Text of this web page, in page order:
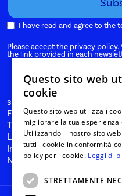
I have read and agree to the
Please accept the privacy
the link provided in each
start@nanabianca.it
Facebook
Twitter
Linkedin
Instagram
Nana Bianca SRL,
Questo sito web
cookie
Questo sito web utilizza i
migliorare la tua esperienza
Utilizzando il nostro sito
tutti i cookie in conformità
policy per i cookie. Leggi di
STRETTAMENTE